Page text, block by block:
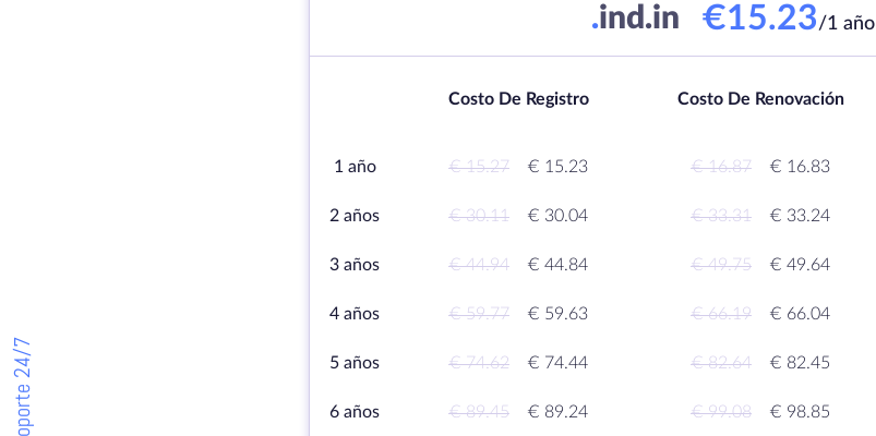
Soporte 24/7
.ind.in €15.23/1 año
Costo De Registro Costo De Renovación
1 año € 15.27 € 15.23 € 16.87 € 16.83
2 años € 30.11 € 30.04 € 33.31 € 33.24
3 años € 44.94 € 44.84 € 49.75 € 49.64
4 años € 59.77 € 59.63 € 66.19 € 66.04
5 años € 74.62 € 74.44 € 82.64 € 82.45
6 años € 89.45 € 89.24 € 99.08 € 98.85